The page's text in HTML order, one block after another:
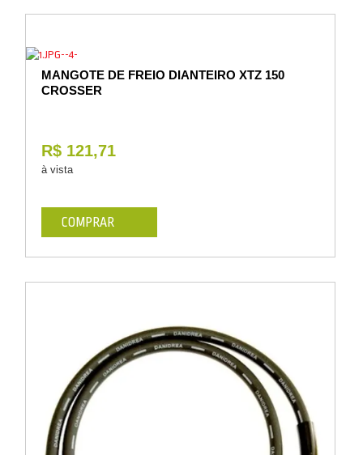
Vestuário
MANGOTE DE FREIO DIANTEIRO XTZ 150
CROSSER
R$ 121,71
à vista
COMPRAR